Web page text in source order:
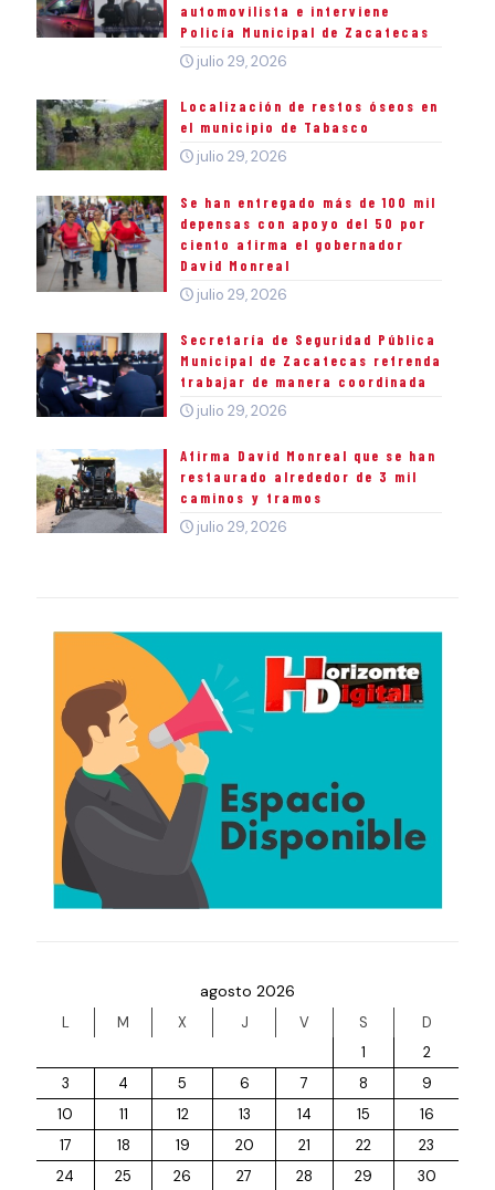
automovilista e interviene
Policía Municipal de Zacatecas
julio 29, 2026
Localización de restos óseos en
el municipio de Tabasco
julio 29, 2026
Se han entregado más de 100 mil
depensas con apoyo del 50 por
ciento afirma el gobernador
David Monreal
julio 29, 2026
Secretaría de Seguridad Pública
Municipal de Zacatecas refrenda
trabajar de manera coordinada
julio 29, 2026
Afirma David Monreal que se han
restaurado alrededor de 3 mil
caminos y tramos
julio 29, 2026
agosto 2026
L M X J V S
D
1
2
3
4 5 6 7 8
9
10
11 12 13 14 15
16
17
18 19 20 21 22
23
24
25 26 27 28 29 30